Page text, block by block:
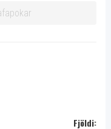
Fjöldi: